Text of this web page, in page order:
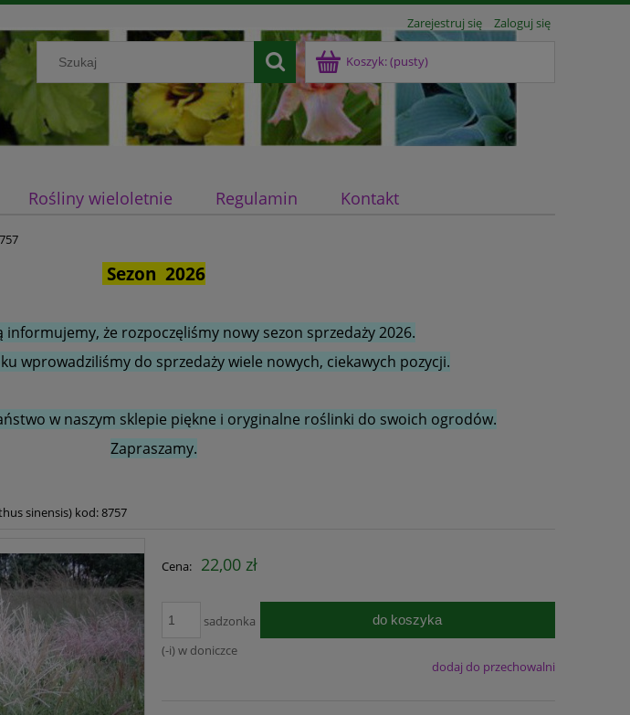
Zarejestruj się Zaloguj się
Koszyk:(pusty)
Rośliny wieloletnie Regulamin Kontakt
Sezon 2026
informujemy, że rozpoczęliśmy nowy sezon sprzedaży 2026.
wprowadziliśmy do sprzedaży wiele nowych, ciekawych pozycji.
w naszym sklepie piękne i oryginalne roślinki do swoich ogrodów.
Zapraszamy.
sinensis) kod: 8757
Cena: 22,00 zł
sadzonka
(-i) w doniczce
do koszyka
dodaj do przechowalni